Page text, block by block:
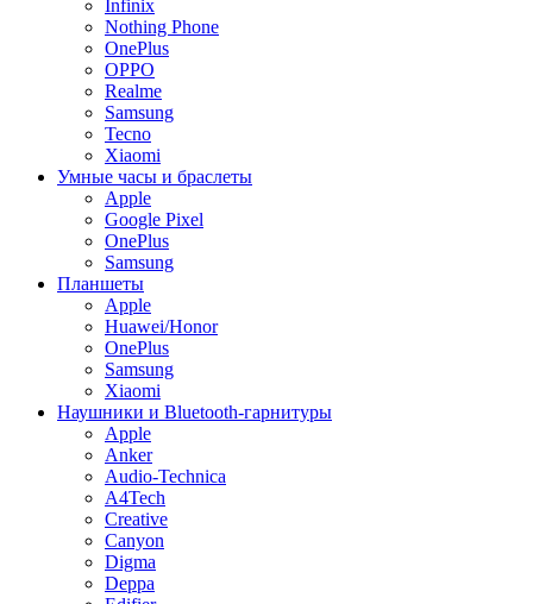
Infinix
Nothing Phone
OnePlus
OPPO
Realme
Samsung
Tecno
Xiaomi
Умные часы и браслеты
Apple
Google Pixel
OnePlus
Samsung
Планшеты
Apple
Huawei/Honor
OnePlus
Samsung
Xiaomi
Наушники и Bluetooth-гарнитуры
Apple
Anker
Audio-Technica
A4Tech
Creative
Canyon
Digma
Deppa